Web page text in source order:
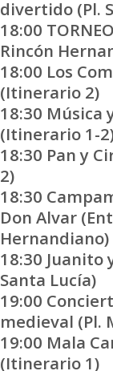
divertido (Pl.
18:00
Rincón
18:00 Los
(Itinerario 2)
18:30 Música
(Itinerario 1-
18:30 Pan y
2)
18:30
Don Alvar
Hernandiano)
18:30 Juanito
Santa Lucía)
19:00
medieval (Pl.
19:00 Mala
(Itinerario 1)